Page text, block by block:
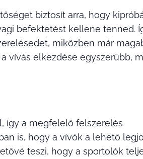
biztosít arra, hogy
befektetést kellene tenned.
miközben már
vívás elkezdése egyszerűbb,
így a megfelelő felszerelés
is, hogy a vívók a lehető
teszi, hogy a sportolók